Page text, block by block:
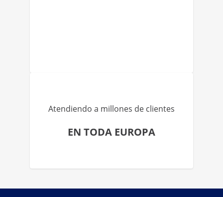
Atendiendo a millones de clientes
EN TODA EUROPA